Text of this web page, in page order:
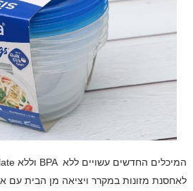
המיכלים החדשים עשויים ללא BPA וללא
לאחסנת מזונות במקרר ויציאה מן הבית עם